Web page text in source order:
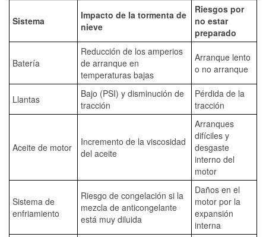
Sistema
Impacto de la tormenta de
nieve
Riesgos por
no estar
preparado
Batería
Reducción de los amperios
de arranque en
temperaturas bajas
Arranque lento
o no arranque
Llantas
Bajo (PSI) y disminución de
tracción
Pérdida de la
tracción
Aceite de motor
Incremento de la viscosidad
del aceite
Arranques
difíciles y
desgaste
interno del
motor
Sistema de
enfriamiento
Riesgo de congelación si la
mezcla de anticongelante
está muy diluida
Daños en el
motor por la
expansión
interna